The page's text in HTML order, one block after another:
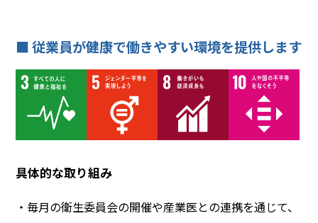
■ 従業員が健康で働きやすい環境を提供します
具体的な取り組み
・毎月の衛生委員会の開催や産業医との連携を通じて、